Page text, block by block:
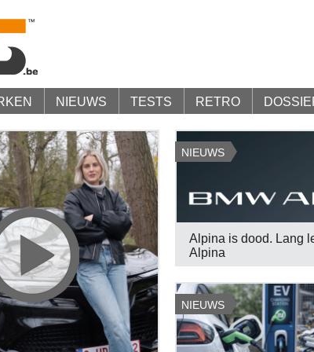
NIEUWS TESTS RETRO
NIEUWS
Alpina is dood. Lang
Alpina
NIEUWS